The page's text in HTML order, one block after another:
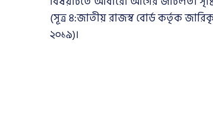
(সূত্র ৪:জাতীয় রাজস্ব বোর্ড কর্তৃক
২০১৯)।